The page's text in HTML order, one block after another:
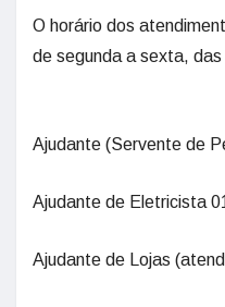
O horário dos
de segunda a sexta,
Ajudante (Servente de
Ajudante de Eletricista 01
Ajudante de Lojas